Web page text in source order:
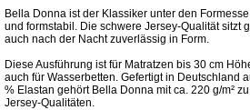
Bella Donna ist der Klassiker unter den
und formstabil. Die schwere Jersey-Qualität sitzt
auch nach der Nacht zuverlässig in Form.
Diese Ausführung ist für Matratzen bis 30 cm
auch für Wasserbetten. Gefertigt in Deutschland
% Elastan gehört Bella Donna mit ca. 220 g/m²
Jersey-Qualitäten.